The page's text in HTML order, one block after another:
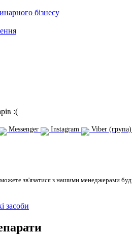
бізнесу
:(
Messenger Instagram Viber (група)
зв'язатися з нашими менеджерами
засоби